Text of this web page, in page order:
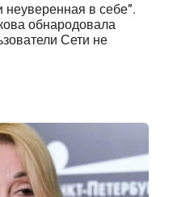
неуверенная в себе”.
обнародовала
Сети не